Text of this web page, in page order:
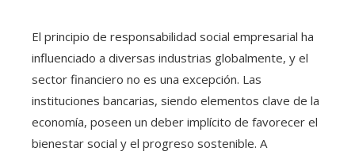
El principio de responsabilidad social empresarial ha
influenciado a diversas industrias globalmente, y el
sector financiero no es una excepción. Las
instituciones bancarias, siendo elementos clave de la
economía, poseen un deber implícito de favorecer el
bienestar social y el progreso sostenible. A